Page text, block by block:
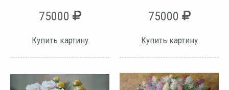
75000
Купить картину
75000
Купить картину